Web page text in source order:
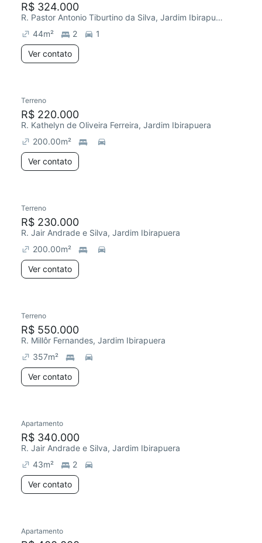
R$ 324.000
R. Pastor Antonio Tiburtino da Silva, Jardim Ibirapuera
44m² 2
1
Ver contato
Chegou este mês
Terreno
R$ 220.000
R. Kathelyn de Oliveira Ferreira, Jardim Ibirapuera
200.00m²
Ver contato
Chegou este mês
Terreno
R$ 230.000
R. Jair Andrade e Silva, Jardim Ibirapuera
200.00m²
Ver contato
Chegou há 2 dias
Terreno
R$ 550.000
R. Millôr Fernandes, Jardim Ibirapuera
357m²
Ver contato
Apartamento
R$ 340.000
R. Jair Andrade e Silva, Jardim Ibirapuera
43m²
2
Ver contato
Apartamento